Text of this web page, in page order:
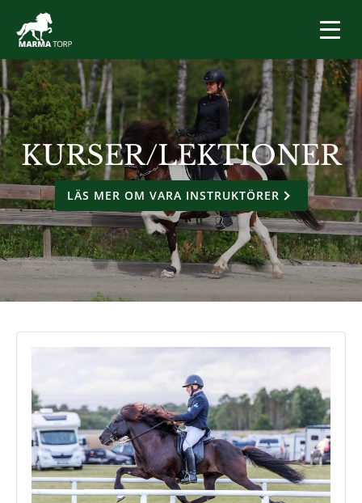
KURSER/LEKTIONER
LÄS MER OM VARA INSTRUKTÖRER